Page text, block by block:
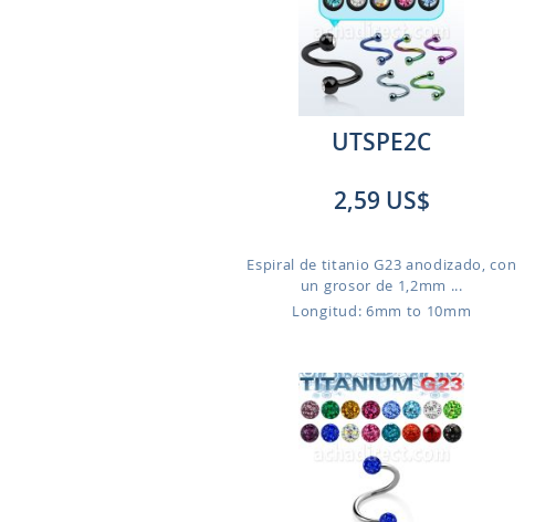
UTSPE2C
2,59 US$
Espiral de titanio G23 anodizado, con
un grosor de 1,2mm ...
Longitud: 6mm to 10mm